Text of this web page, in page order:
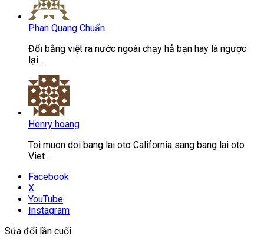
Phan Quang Chuẩn
Đổi bằng việt ra nước ngoài chạy hả bạn hay là ngược
lại...
Henry hoang
Toi muon doi bang lai oto California sang bang lai oto
Viet...
Facebook
X
YouTube
Instagram
Sửa đổi lần cuối